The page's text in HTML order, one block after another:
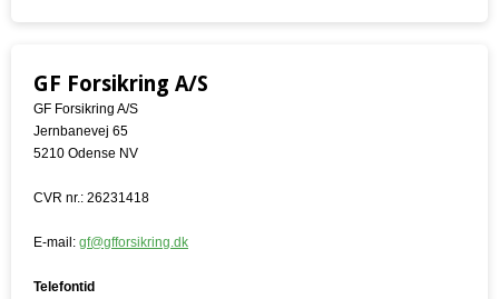
GF Forsikring A/S
GF Forsikring A/S
Jernbanevej 65
5210 Odense NV
CVR nr.: 26231418
E-mail: gf@gfforsikring.dk
Telefontid